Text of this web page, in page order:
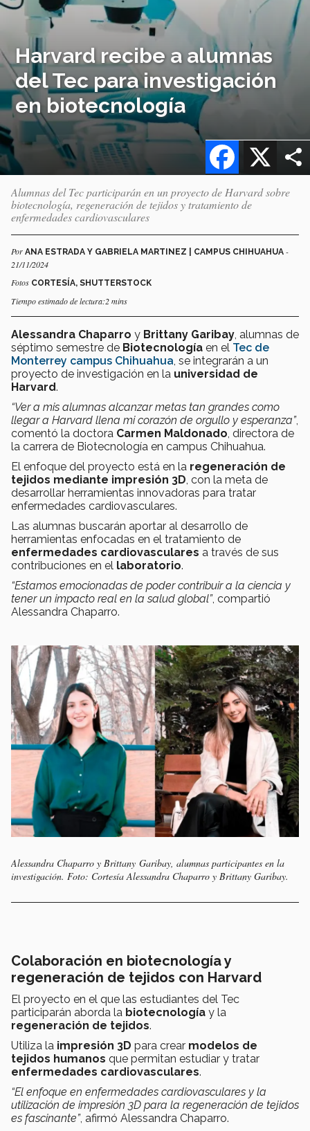
Harvard recibe a alumnas
del Tec para investigación
en biotecnología
X
Facebook
Alumnas del Tec participarán en un proyecto de Harvard sobre
biotecnología, regeneración de tejidos y tratamiento de
enfermedades cardiovasculares
Por ANA ESTRADA Y GABRIELA MARTINEZ | CAMPUS CHIHUAHUA -
21/11/2024
Fotos CORTESÍA, SHUTTERSTOCK
Tiempo estimado de lectura:2 mins
Alessandra Chaparro y Brittany Garibay , alumnas de
séptimo semestre de Biotecnología en el Tec de
Monterrey campus Chihuahua , se integrarán a un
proyecto de investigación en la universidad de
Harvard.
“Ver a mis alumnas alcanzar metas tan grandes como
llegar a Harvard llena mi corazón de orgullo y esperanza”,
comentó la doctora Carmen Maldonado , directora de
la carrera de Biotecnología en campus Chihuahua.
El enfoque del proyecto está en la regeneración de
tejidos mediante impresión 3D , con la meta de
desarrollar herramientas innovadoras para tratar
enfermedades cardiovasculares.
Las alumnas buscarán aportar al desarrollo de
herramientas enfocadas en el tratamiento de
enfermedades cardiovasculares a través de sus
contribuciones en el laboratorio.
“Estamos emocionadas de poder contribuir a la ciencia y
tener un impacto real en la salud global”, compartió
Alessandra Chaparro.
Alessandra Chaparro y Brittany Garibay, alumnas participantes en la
investigación. Foto: Cortesía Alessandra Chaparro y Brittany Garibay.
Colaboración en biotecnología y
regeneración de tejidos con Harvard
El proyecto en el que las estudiantes del Tec
participarán aborda la biotecnología y la
regeneración de tejidos.
Utiliza la impresión 3D para crear modelos de
tejidos humanos que permitan estudiar y tratar
enfermedades cardiovasculares.
“El enfoque en enfermedades cardiovasculares y la
utilización de impresión 3D para la regeneración de tejidos
es fascinante”, afirmó Alessandra Chaparro.